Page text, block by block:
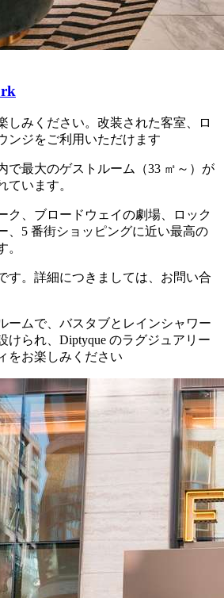
しみください。改装された客室、ロ
ンジをご利用いただけます
で最大のゲストルーム（33 ㎡～）が
ています。
ク、ブロードウェイの劇場、ロック
、5 番街ショッピングに近い最高の
。
す。詳細につきましては、お問い合
ームで、バスタブとレインシャワー
けられ、Diptyque のラグジュアリー
をお楽しみください